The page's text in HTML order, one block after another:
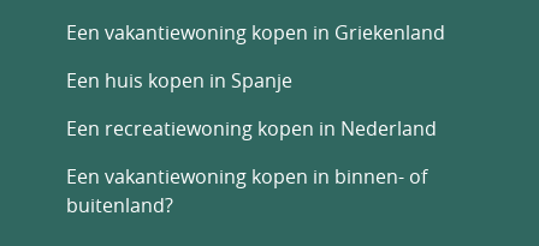
Een vakantiewoning kopen in Griekenland
Een huis kopen in Spanje
Een recreatiewoning kopen in Nederland
Een vakantiewoning kopen in binnen- of
buitenland?